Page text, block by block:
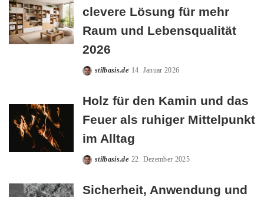
clevere Lösung für mehr
Raum und Lebensqualität
2026
Posted
stilbasis.de 14. Januar 2026
Holz für den Kamin und das
Feuer als ruhiger Mittelpunkt
im Alltag
Posted
stilbasis.de 22. Dezember 2025
Sicherheit, Anwendung und